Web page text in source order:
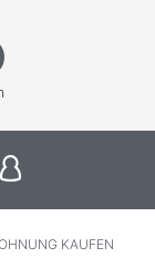
KAUFEN